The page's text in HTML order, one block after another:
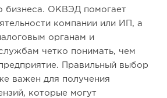
бизнеса. ОКВЭД помогает
компании или ИП, а
органам и
четко понимать, чем
Правильный выбор
важен для получения
которые могут